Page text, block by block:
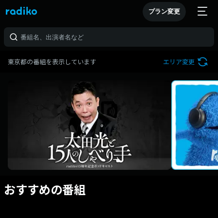
プラン変更
東京都の番組を表示しています エリア変更
おすすめの番組